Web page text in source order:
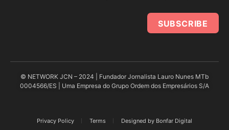
SUBSCRIBE
© NETWORK JCN – 2024 | Fundador Jornalista Lauro Nunes MTb
0004566/ES | Uma Empresa do Grupo Ordem dos Empresários S/A
Privacy Policy Terms Designed by Bonfar Digital